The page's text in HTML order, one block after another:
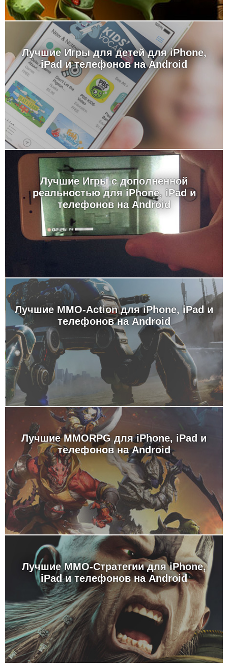
Лучшие Игры для детей для iPhone,
iPad и телефонов на Android
Лучшие Игры с дополненной
реальностью для iPhone, iPad и
телефонов на Android
Лучшие MMO-Action для iPhone, iPad и
телефонов на Android
Лучшие MMORPG для iPhone, iPad и
телефонов на Android
Лучшие MMO-Стратегии для iPhone,
iPad и телефонов на Android